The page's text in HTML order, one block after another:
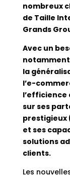
nombreux
de Taille
Grands
Avec un
la
l’e-
l’efficience
sur ses
prestigieux
et ses
solutions
clients.
Les